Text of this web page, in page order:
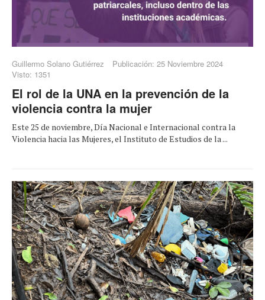
Guillermo Solano Gutiérrez
Publicación: 25 Noviembre 2024
Visto: 1351
El rol de la UNA en la prevención de la
violencia contra la mujer
Este 25 de noviembre, Día Nacional e Internacional contra la
Violencia hacia las Mujeres, el Instituto de Estudios de la ...